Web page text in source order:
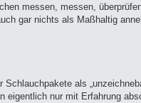
messen, messen,
gar nichts als Maßhaltig
Schlauchpakete als
eigentlich nur mit Erfahrung